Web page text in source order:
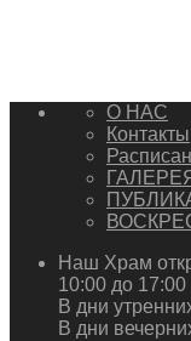
О НАС
Контакты
Наш Храм
10:00 до 17:00
В дни
В дни